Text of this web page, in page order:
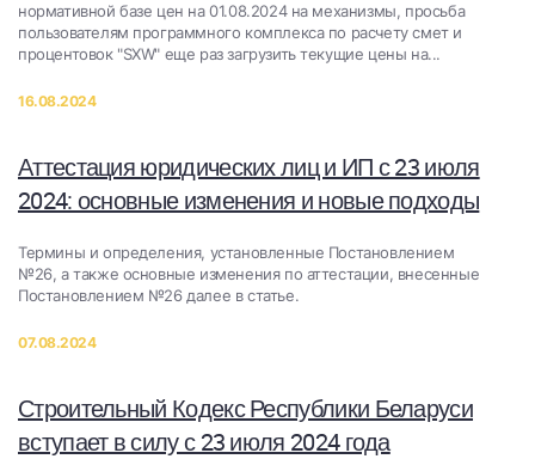
нормативной базе цен на 01.08.2024​ на механизмы​, просьба
пользователям программного комплекса по расчету смет и
процентовок "SXW" еще раз загрузить текущие цены на...
16.08.2024
Аттестация юридических лиц и ИП с 23 июля
2024: основные изменения и новые подходы
Термины и определения, установленные Постановлением
№26, а также основные изменения по аттестации, внесенные
Постановлением №26 далее в статье.
07.08.2024
Строительный Кодекс Республики Беларуси
вступает в силу с 23 июля 2024 года